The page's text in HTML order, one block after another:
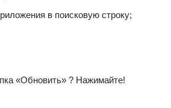
в поисковую строку;
«Обновить» ? Нажимайте!